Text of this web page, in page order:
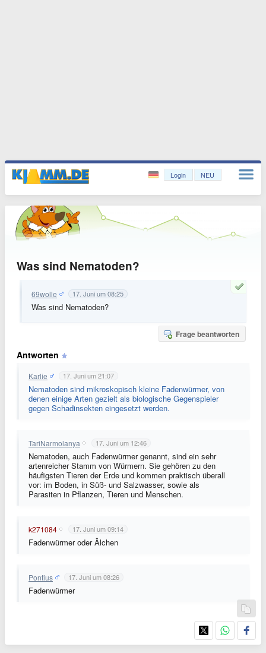
Login NEU
Was sind Nematoden?
69wolle 17. Juni um 08:25
Was sind Nematoden?
Frage beantworten
Antworten
Karlie 17. Juni um 21:07
Nematoden sind mikroskopisch kleine Fadenwürmer, von
denen einige Arten gezielt als biologische Gegenspieler
gegen Schadinsekten eingesetzt werden.
TariNarmolanya 17. Juni um 12:46
Nematoden, auch Fadenwürmer genannt, sind ein sehr
artenreicher Stamm von Würmern. Sie gehören zu den
häufigsten Tieren der Erde und kommen praktisch überall
vor: im Boden, in Süß- und Salzwasser, sowie als
Parasiten in Pflanzen, Tieren und Menschen.
k271084 17. Juni um 09:14
Fadenwürmer oder Älchen
Pontius 17. Juni um 08:26
Fadenwürmer